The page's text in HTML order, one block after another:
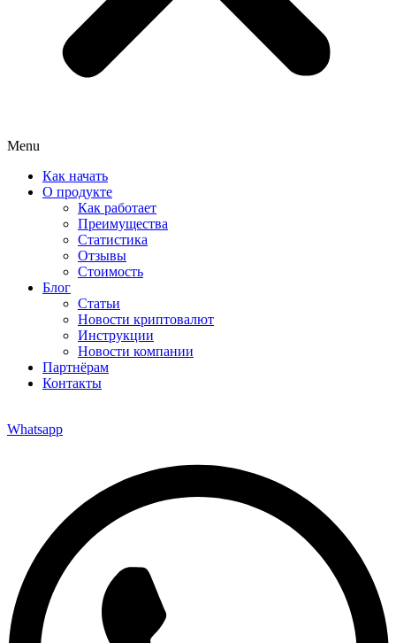
Menu
Как начать
О продукте
Как работает
Преимущества
Статистика
Отзывы
Стоимость
Блог
Статьи
Новости криптовалют
Инструкции
Новости компании
Партнёрам
Контакты
Whatsapp